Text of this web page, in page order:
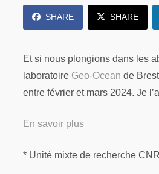
SHARE SHARE
Et si nous plongions dans les
laboratoire Geo-Ocean de
entre février et mars 2024. Je
En savoir plus
* Unité mixte de recherche